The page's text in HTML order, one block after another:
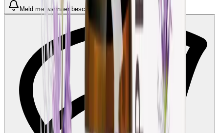
Meld me wanneer beschikbaar